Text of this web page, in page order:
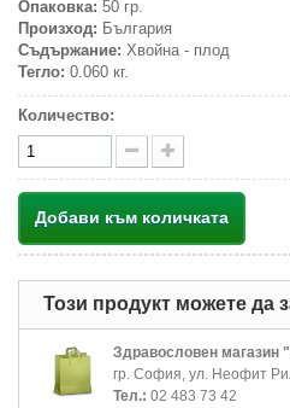
Опаковка: 50 гр.
Произход: България
Съдържание: Хвойна - плод
Тегло: 0.060 кг.
Количество:
Добави към количката
Този продукт можете да
Здравословен магазин
гр. София, ул. Неофит
Тел.: 02 483 73 42